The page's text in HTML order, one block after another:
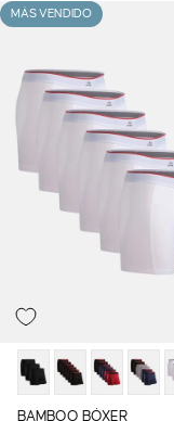
MÁS VENDIDO
BAMBOO BÓXER